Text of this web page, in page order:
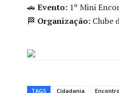
🚗 Evento: 1º Mini
🏁 Organização: Clube
TAGS Cidadania